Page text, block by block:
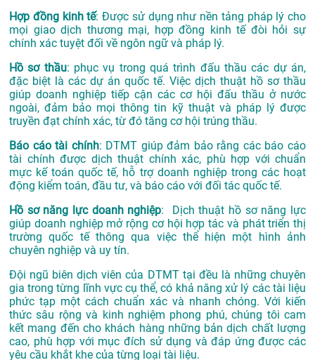
Hợp đồng kinh tế: Được sử dụng như nền tảng pháp lý cho
mọi giao dịch thương mại, hợp đồng kinh tế đòi hỏi sự
chính xác tuyệt đối về ngôn ngữ và pháp lý.
Hồ sơ thầu: phục vụ trong quá trình đấu thầu các dự án,
đặc biệt là các dự án quốc tế. Việc dịch thuật hồ sơ thầu
giúp doanh nghiệp tiếp cận các cơ hội đấu thầu ở nước
ngoài, đảm bảo mọi thông tin kỹ thuật và pháp lý được
truyền đạt chính xác, từ đó tăng cơ hội trúng thầu.
Báo cáo tài chính: DTMT giúp đảm bảo rằng các báo cáo
tài chính được dịch thuật chính xác, phù hợp với chuẩn
mực kế toán quốc tế, hỗ trợ doanh nghiệp trong các hoạt
động kiểm toán, đầu tư, và báo cáo với đối tác quốc tế.
Hồ sơ năng lực doanh nghiệp: Dịch thuật hồ sơ năng lực
giúp doanh nghiệp mở rộng cơ hội hợp tác và phát triển thị
trường quốc tế thông qua việc thể hiện một hình ảnh
chuyên nghiệp và uy tín.
Đội ngũ biên dịch viên của DTMT tại đều là những chuyên
gia trong từng lĩnh vực cụ thể, có khả năng xử lý các tài liệu
phức tạp một cách chuẩn xác và nhanh chóng. Với kiến
thức sâu rộng và kinh nghiệm phong phú, chúng tôi cam
kết mang đến cho khách hàng những bản dịch chất lượng
cao, phù hợp với mục đích sử dụng và đáp ứng được các
yêu cầu khắt khe của từng loại tài liệu.